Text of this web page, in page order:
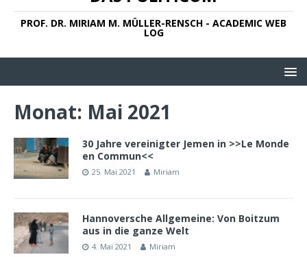
PROF. DR. MIRIAM M. MÜLLER-RENSCH - ACADEMIC WEB
LOG
Monat: Mai 2021
30 Jahre vereinigter Jemen in >>Le Monde
en Commun<<
25. Mai 2021 Miriam
Hannoversche Allgemeine: Von Boitzum
aus in die ganze Welt
4. Mai 2021 Miriam